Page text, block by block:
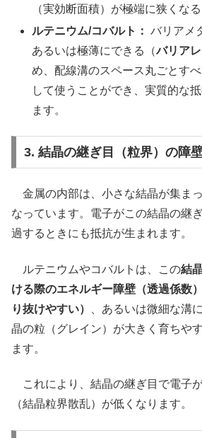
（実効断面積）が極端に狭くなる
ルテニウム/コバルト： バリアメ
あるいは極薄にできる（バリア
め、配線溝のスペース丸ごとす
して使うことができ、実質的な
ます。
3. 結晶の継ぎ目（粒界）の障
金属の内部は、小さな結晶が集ま
なっています。電子がこの結晶の継
過するときにも抵抗が生まれます。
ルテニウムやコバルトは、この結
ける際のエネルギー障壁（透過係数
り抜けやすい）
、あるいは微細な溝
晶の粒（グレイン）が大きく育ちや
ます。
これにより、結晶の継ぎ目で電子
（結晶粒界散乱）が低くなります。